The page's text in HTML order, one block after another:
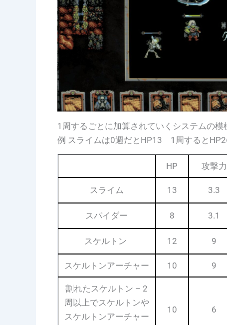
1周するごとに加算されていくシステムの模
例 スライムは0週だとHP13 1周すると
HP 攻撃力
スライム 13 3.3
スパイダー 8 3.1
スケルトン 12 9
スケルトンアーチャー 10 9
割れたスケルトン – 2
周以上でスケルトンや
スケルトンアーチャー
10 6